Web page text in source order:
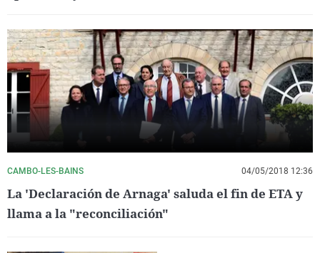
CAMBO-LES-BAINS 04/05/2018 12:36
La 'Declaración de Arnaga' saluda el fin de ETA y
llama a la "reconciliación"